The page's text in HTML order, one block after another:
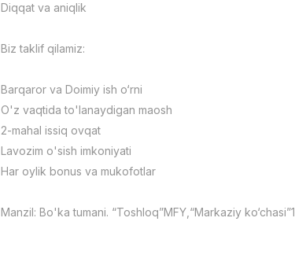
Diqqat va aniqlik
Biz taklif qilamiz:
Barqaror va Doimiy ish o‘rni
O'z vaqtida to'lanaydigan maosh
2-mahal issiq ovqat
Lavozim o'sish imkoniyati
Har oylik bonus va mukofotlar
Manzil: Bo'ka tumani. “Toshloq”MFY,“Markaziy